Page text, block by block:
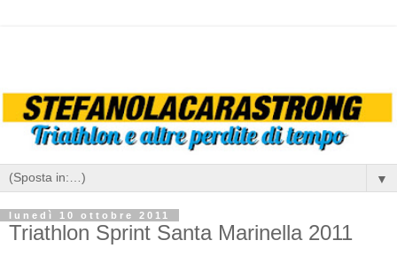
▼
lunedì 10 ottobre 2011
Triathlon Sprint Santa Marinella 2011